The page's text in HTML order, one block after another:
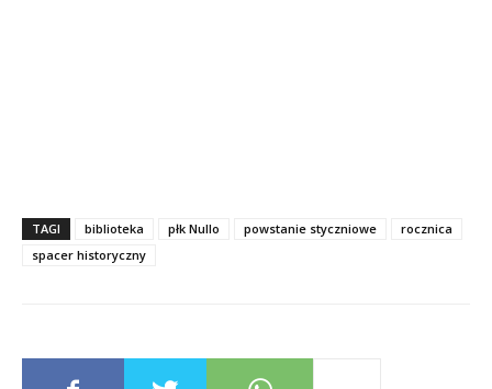
TAGI biblioteka płk Nullo powstanie styczniowe
rocznica
spacer historyczny